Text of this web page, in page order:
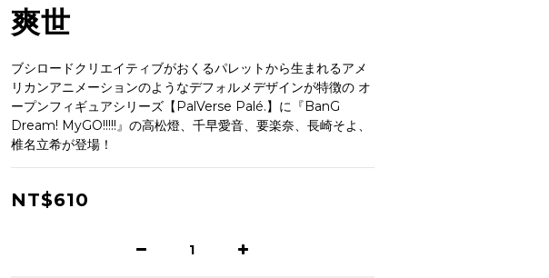
爽世
ブシロードクリエイティブがおくるパレットから生まれるアメ
リカンアニメーションのようなデフォルメデザインが特徴の オ
ープンフィギュアシリーズ【PalVerse Palé.】に『BanG
Dream! MyGO!!!!!』の高松燈、千早愛音、要楽奈、長崎そよ、
椎名立希が登場！
NT$610